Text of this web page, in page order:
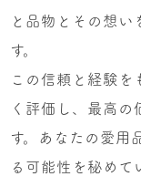
と品物とその想い
す。
この信頼と経験を
く評価し、最高の
す。あなたの愛用
る可能性を秘めて